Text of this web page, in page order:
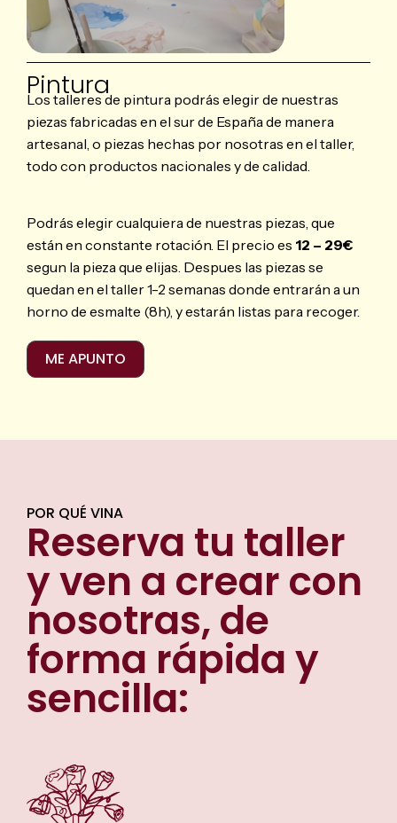
Pintura
Los talleres de pintura podrás elegir de nuestras
piezas fabricadas en el sur de España de manera
artesanal, o piezas hechas por nosotras en el taller,
todo con productos nacionales y de calidad.
Podrás elegir cualquiera de nuestras piezas, que
están en constante rotación. El precio es 12 – 29€
segun la pieza que elijas. Despues las piezas se
quedan en el taller 1-2 semanas donde entrarán a un
horno de esmalte (8h), y estarán listas para recoger.
ME APUNTO
POR QUÉ VINA
Reserva tu taller
y ven a crear con
nosotras, de
forma rápida y
sencilla: